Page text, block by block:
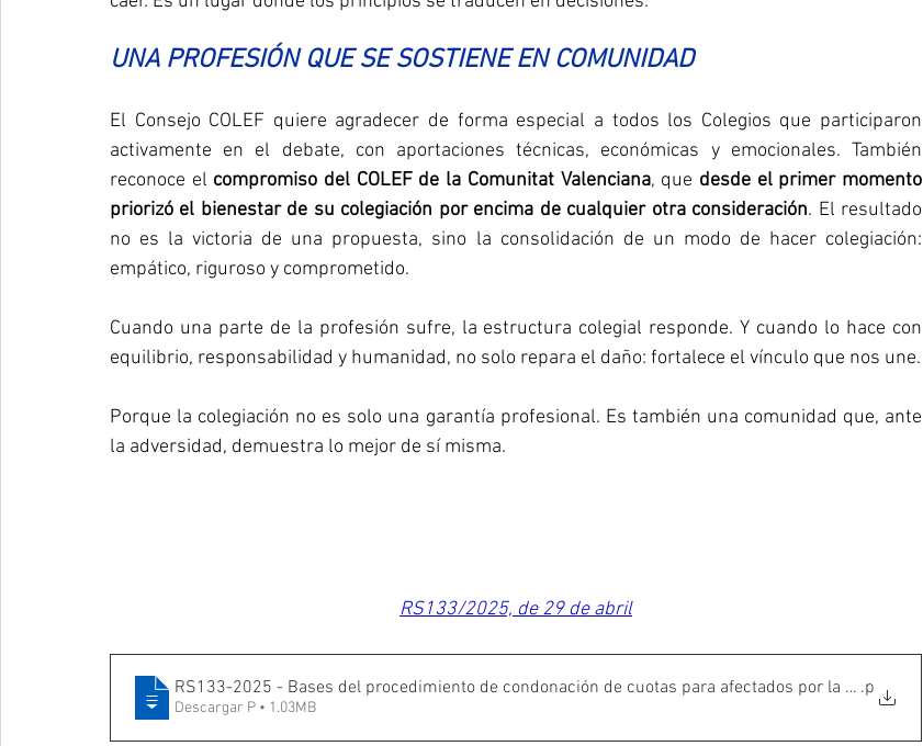
UNA PROFESIÓN QUE SE SOSTIENE EN COMUNIDAD
El Consejo COLEF quiere agradecer de forma especial a todos los Colegios que participaron
activamente en el debate, con aportaciones técnicas, económicas y emocionales. También
reconoce el compromiso del COLEF de la Comunitat Valenciana, que desde el primer momento
priorizó el bienestar de su colegiación por encima de cualquier otra consideración. El resultado
no es la victoria de una propuesta, sino la consolidación de un modo de hacer colegiación:
empático, riguroso y comprometido.
Cuando una parte de la profesión sufre, la estructura colegial responde. Y cuando lo hace con
equilibrio, responsabilidad y humanidad, no solo repara el daño: fortalece el vínculo que nos une.
Porque la colegiación no es solo una garantía profesional. Es también una comunidad que, ante
la adversidad, demuestra lo mejor de sí misma.
RS133/2025, de 29 de abril
RS133-2025 - Bases del procedimiento de condonación de cuotas para afectados por la DANA
.p
Descargar P • 1.03MB